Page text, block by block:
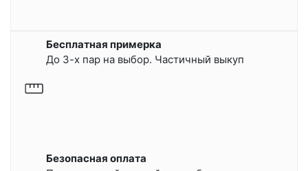
Бесплатная примерка
До 3-х пар на выбор. Частичный выкуп
Безопасная оплата